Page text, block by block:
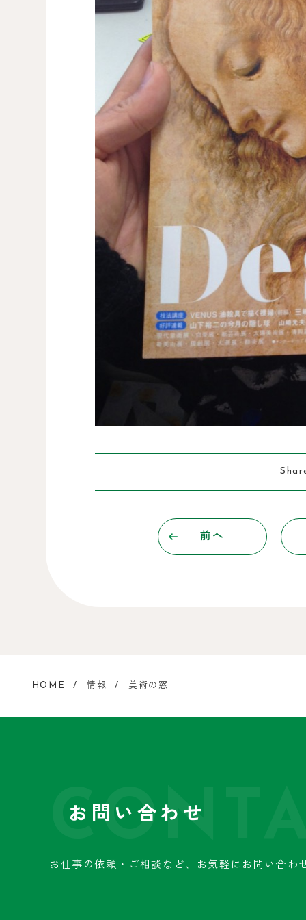
前へ
HOME 情報 美術の窓
お問い合わせ
お仕事の依頼・ご相談など、 お気軽にお問い合わ